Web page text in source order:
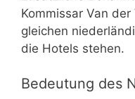
Kommissar Van
gleichen
die Hotels stehen.
Bedeutung des